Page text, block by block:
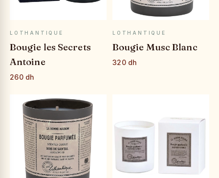
APERÇU RAPIDE
LOTHANTIQUE
Bougie les Secrets
Antoine
260 dh
APERÇU RAPIDE
LOTHANTIQUE
Bougie Musc Blanc
320 dh